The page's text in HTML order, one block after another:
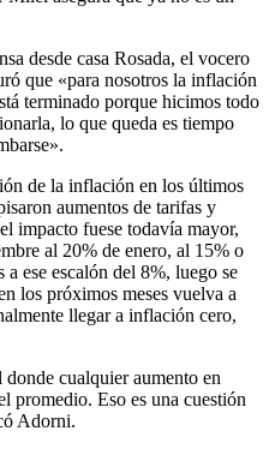
desde casa Rosada, el vocero
que «para nosotros la inflación
terminado porque hicimos todo
lo que queda es tiempo
de la inflación en los últimos
aumentos de tarifas y
impacto fuese todavía mayor,
al 20% de enero, al 15% o
ese escalón del 8%, luego se
los próximos meses vuelva a
llegar a inflación cero,
cualquier aumento en
promedio. Eso es una cuestión
Adorni.